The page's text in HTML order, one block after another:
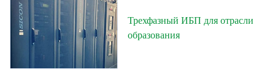
Трехфазный ИБП для отрасли
образования